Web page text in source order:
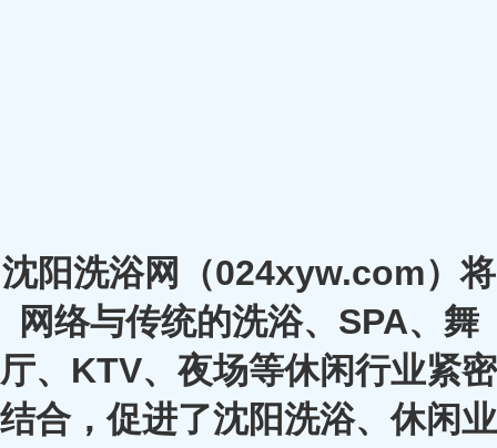
沈阳洗浴网（024xyw.com）将
网络与传统的洗浴、SPA、舞
厅、KTV、夜场等休闲行业紧密
结合，促进了沈阳洗浴、休闲业